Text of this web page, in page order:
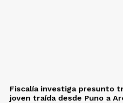
Fiscalía investiga presunto
joven traída desde Puno a